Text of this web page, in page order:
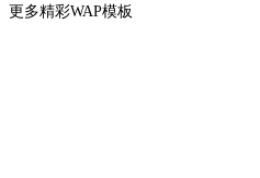
更多精彩WAP模板